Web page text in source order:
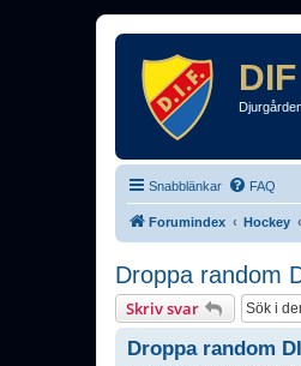
Snabblänkar FAQ
Forumindex Hockey
Droppa random
Skriv svar
Droppa random